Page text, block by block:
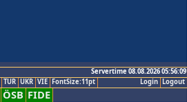
Servertime 08.08.2026 05:56:09
Logout
Login
TUR UKR VIE FontSize:11pt
ÖSB FIDE